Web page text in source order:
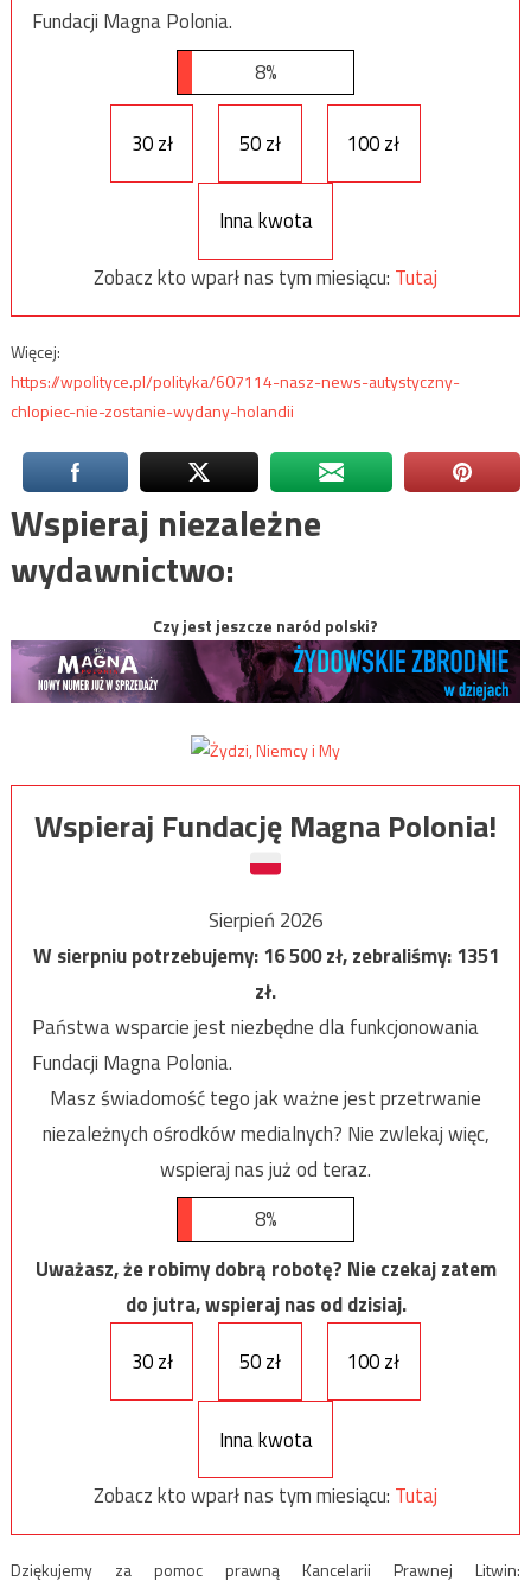
Fundacji Magna Polonia.
8%
30 zł 50 zł 100 zł
Inna kwota
Zobacz kto wparł nas tym miesiącu: Tutaj
Więcej:
https://wpolityce.pl/polityka/607114-nasz-news-autystyczny-
chlopiec-nie-zostanie-wydany-holandii
Wspieraj niezależne
wydawnictwo:
Czy jest jeszcze naród polski?
Wspieraj Fundację Magna Polonia!
Sierpień 2026
W sierpniu potrzebujemy:16 500zł, zebraliśmy:1351
zł.
Państwa wsparcie jest niezbędne dla funkcjonowania
Fundacji Magna Polonia.
Masz świadomość tego jak ważne jest przetrwanie
niezależnych ośrodków medialnych? Nie zwlekaj więc,
wspieraj nas już od teraz.
8%
Uważasz, że robimy dobrą robotę? Nie czekaj zatem
do jutra, wspieraj nas od dzisiaj.
30 zł
50 zł 100 zł
Inna kwota
Zobacz kto wparł nas tym miesiącu: Tutaj
Dziękujemy za pomoc prawną Kancelarii Prawnej Litwin: